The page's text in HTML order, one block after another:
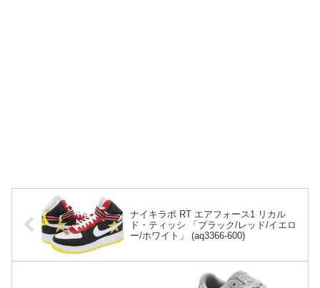
ナイキラボ RT エアフォース1 リカル
ド・ティッシ 「ブラック/レッド/イエロ
ー/ホワイト」 (aq3366-600)